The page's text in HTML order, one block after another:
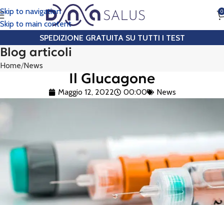
Skip to navigation
Skip to main content
0
SPEDIZIONE GRATUITA SU TUTTI I TEST
Blog articoli
Home News
Il Glucagone
Maggio 12, 2022 00:00 News